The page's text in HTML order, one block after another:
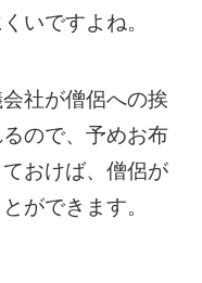
いですよね。
社が僧侶への挨
ので、予めお布
おけば、僧侶が
ができます。